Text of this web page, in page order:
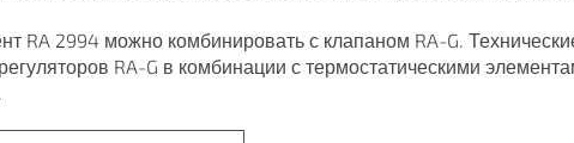
RA 2994 можно комбинировать с клапаном RA-G.
RA-G в комбинации с термостатическими